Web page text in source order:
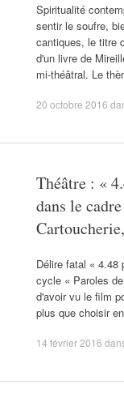
Spiritualité
sentir le soufre,
cantiques, le titre
d'un livre de
mi-théâtral. Le
20 octobre 2016
Théâtre : «
dans le
Délire fatal « 4.48
cycle « Paroles
d'avoir vu le film
plus que choisir
14 février 2016